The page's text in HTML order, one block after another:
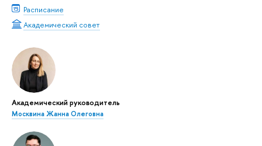
Расписание
Академический совет
Академический руководитель
Москвина Жанна Олеговна